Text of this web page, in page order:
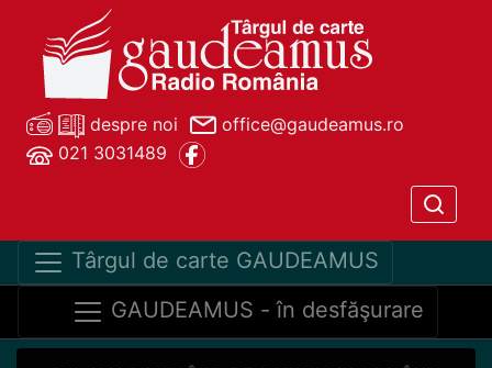
despre noi
office@gaudeamus.ro
021 3031489
Târgul de carte GAUDEAMUS
GAUDEAMUS - în desfăşurare